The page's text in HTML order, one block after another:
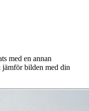
med en annan
bilden med din